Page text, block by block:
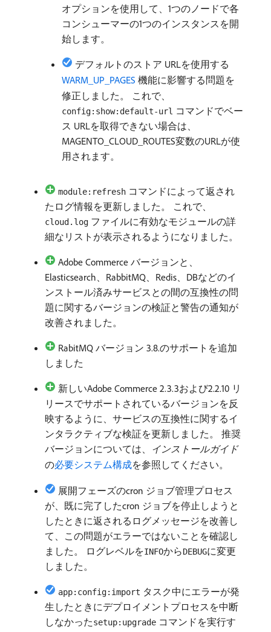
オプションを使用して、1つのノードで各
コンシューマーの1つのインスタンスを開
始します。
デフォルトのストア URLを使用する​
WARM_UP_PAGES ​機能に影響する問題を
修正しました。 これで、
config:show:default-url コマンドでベー
ス URLを取得できない場合は、
MAGENTO_CLOUD_ROUTES変数のURLが使
用されます。
module:refresh コマンドによって返され
たログ情報を更新しました。 これで、
cloud.log ファイルに有効なモジュールの詳
細なリストが表示されるようになりました。
Adobe Commerce バージョンと、
Elasticsearch、RabbitMQ、Redis、DBなどのイ
ンストール済みサービスとの間の互換性の問
題に関するバージョンの検証と警告の通知が
改善されました。
RabitMQ バージョン 3.8.のサポートを追加
しました
新しいAdobe Commerce 2.3.3および2.2.10 リ
リースでサポートされているバージョンを反
映するように、サービスの互換性に関するイ
ンタラクティブな検証を更新しました。 推奨
バージョンについては、 インストールガイド
の必要システム構成を参照してください。
展開フェーズのcron ジョブ管理プロセス
が、既に完了したcron ジョブを停止しようと
したときに返されるログメッセージを改善し
て、この問題がエラーではないことを確認し
ました。 ログレベルをINFOからDEBUGに変更
しました。
app:config:import タスク中にエラーが発
生したときにデプロイメントプロセスを中断
しなかったsetup:upgrade コマンドを実行す